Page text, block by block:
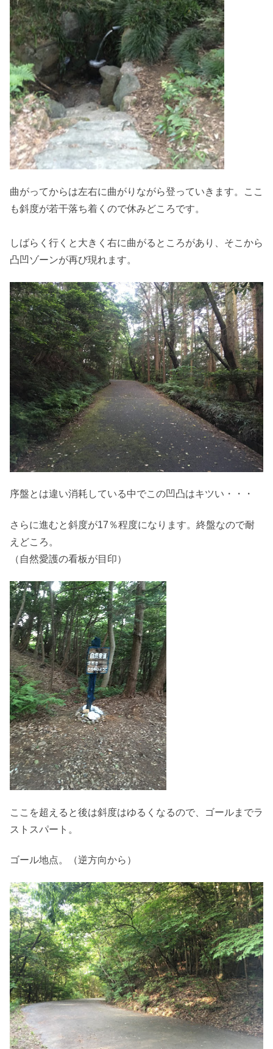
曲がってからは左右に曲がりながら登っていきます。ここ
も斜度が若干落ち着くので休みどころです。
しばらく行くと大きく右に曲がるところがあり、そこから
凸凹ゾーンが再び現れます。
序盤とは違い消耗している中でこの凹凸はキツい・・・
さらに進むと斜度が17％程度になります。終盤なので耐
えどころ。
（自然愛護の看板が目印）
ここを超えると後は斜度はゆるくなるので、ゴールまでラ
ストスパート。
ゴール地点。（逆方向から）